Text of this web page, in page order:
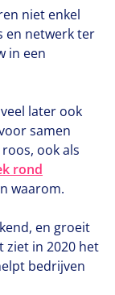
niet enkel
en netwerk ter
in een
later ook
samen
ook als
rond
waarom.
en groeit
ziet in 2020 het
bedrijven